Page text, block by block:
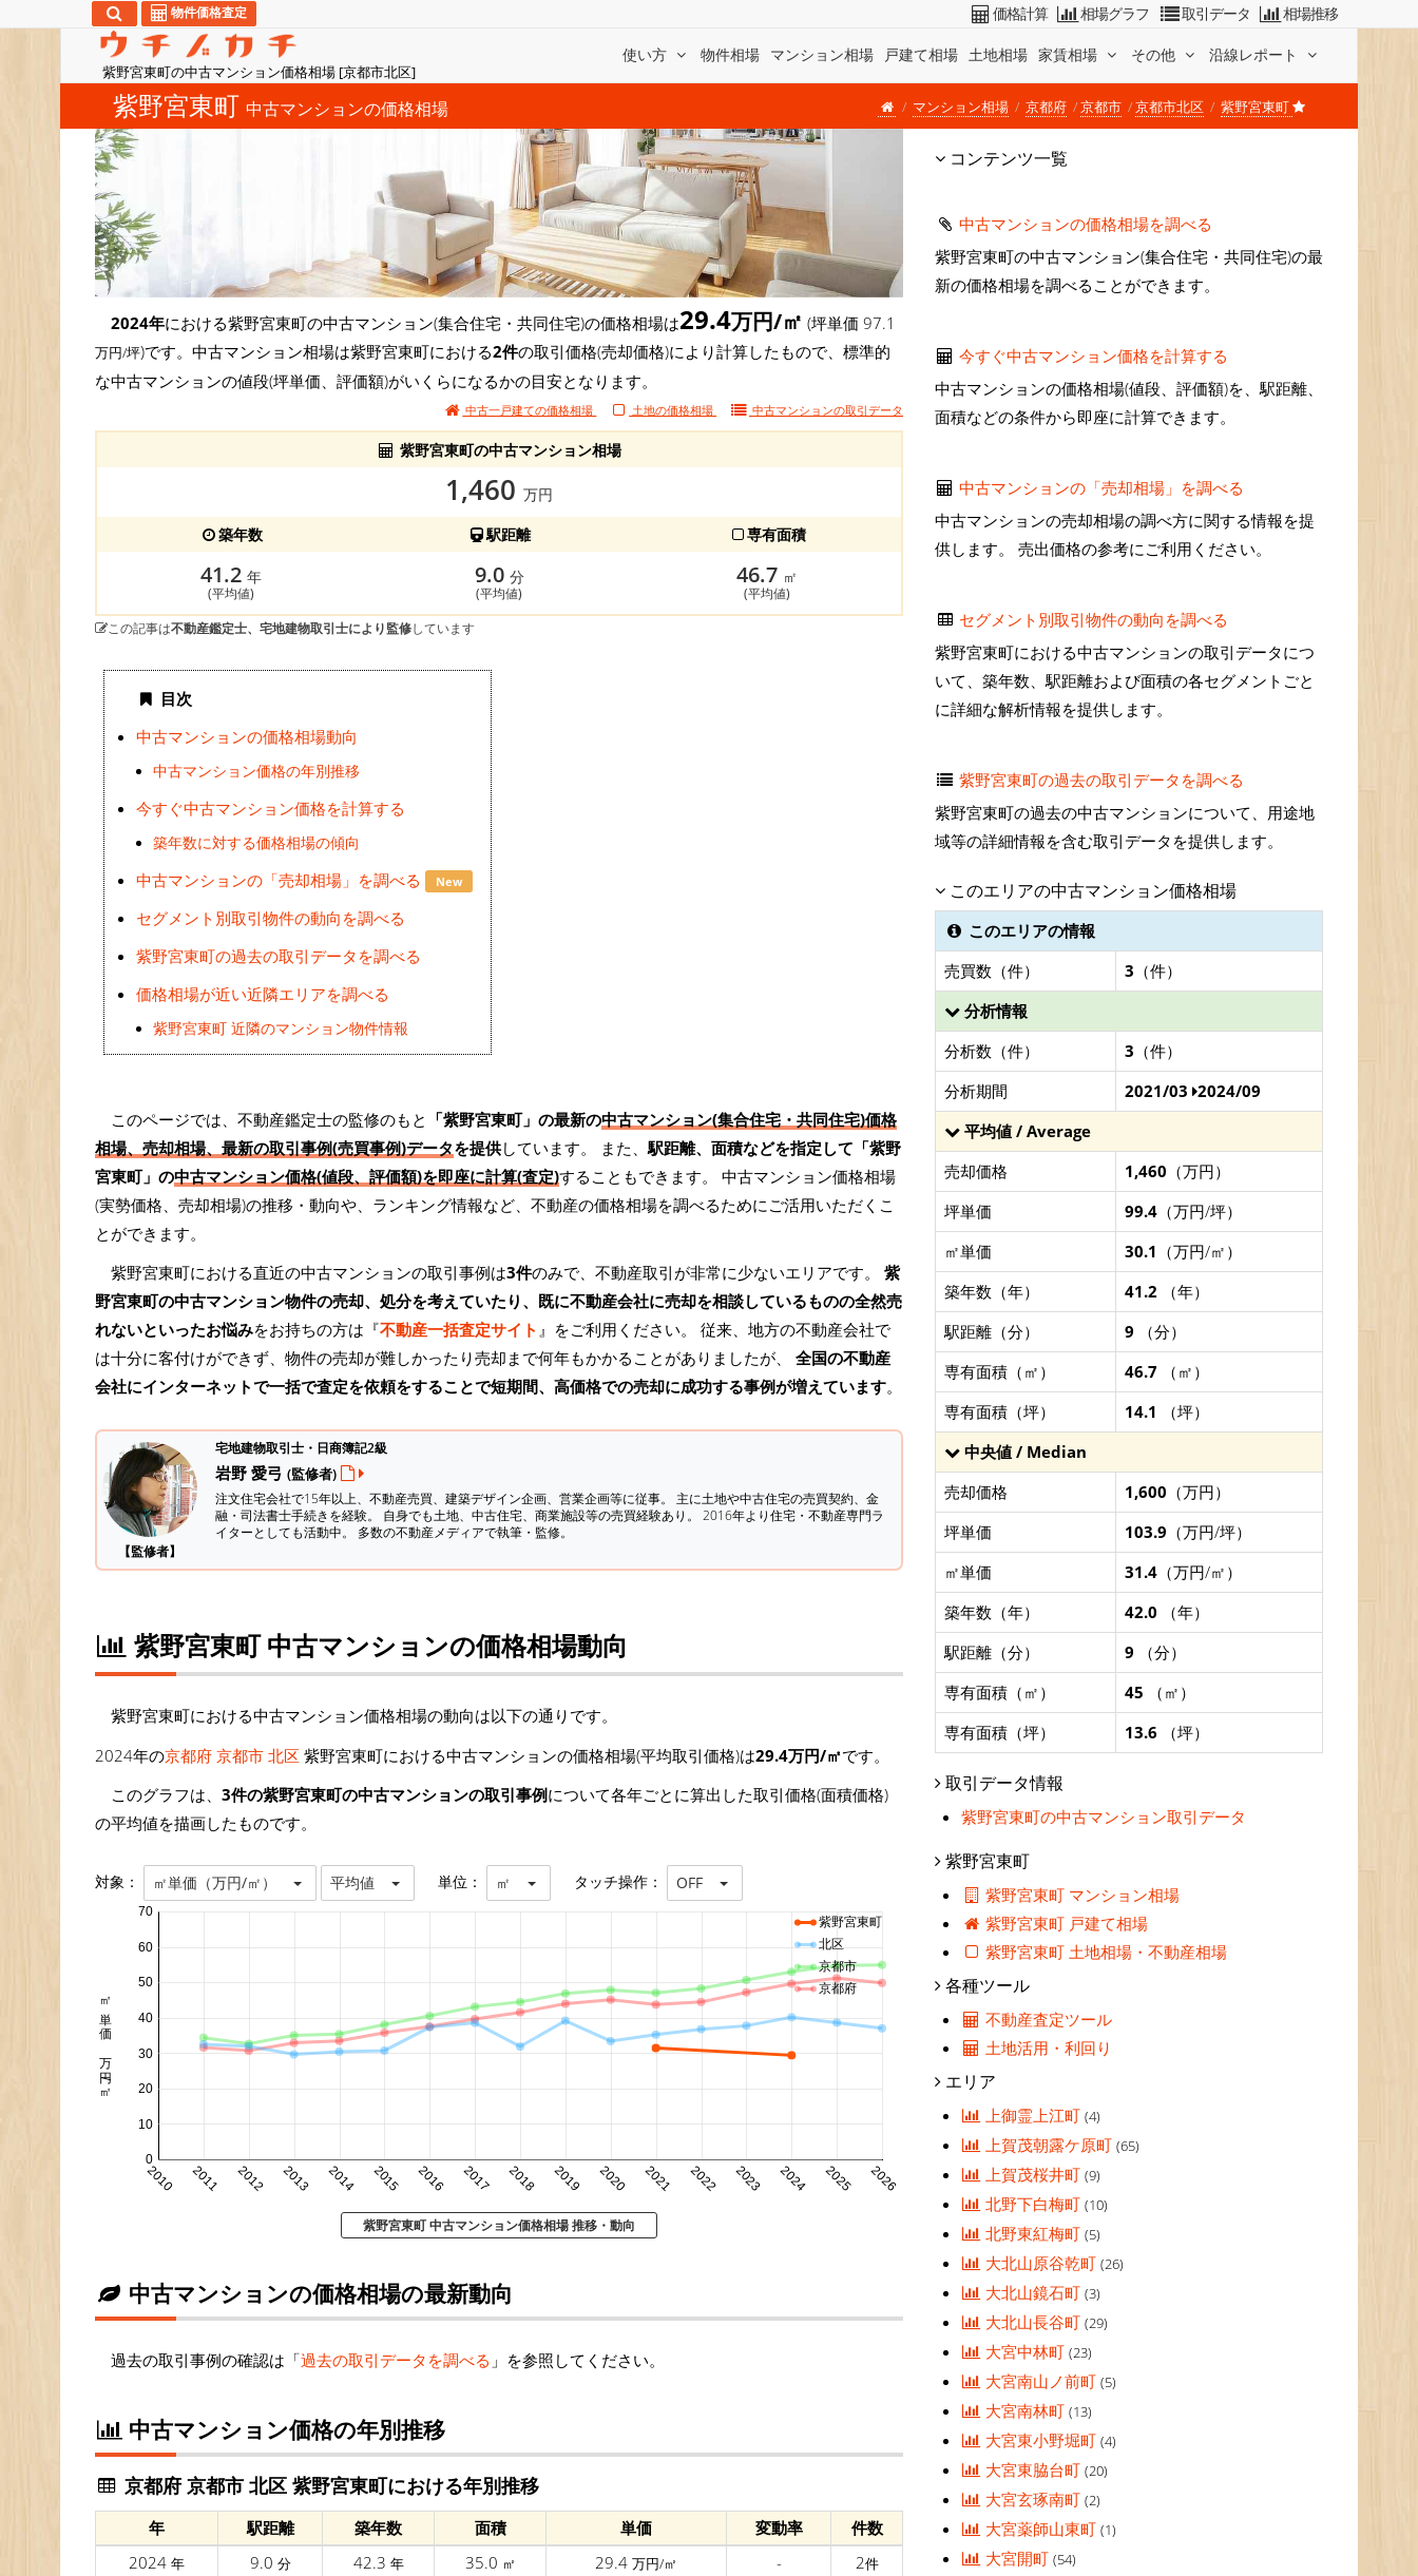
紫野宮東町の中古マンション価格相場 [京都市北区]
使い方 物件相場 マンション相場 戸建て相場 土地相場 家賃相場 その他 沿線レポート
物件価格査定 価格計算 相場グラフ 取引データ 相場推移
紫野宮東町 中古マンションの価格相場 マンション相場 京都府 京都市 京都市北区 紫野宮東町
2024年における紫野宮東町の中古マンション(集合住宅・共同住宅)の価格相場は29.4万円/㎡ (坪単価 97.1
万円/坪)です。中古マンション相場は紫野宮東町における2件の取引価格(売却価格)により計算したもので、標準的
な中古マンションの値段(坪単価、評価額)がいくらになるかの目安となります。
中古一戸建ての価格相場 土地の価格相場 中古マンションの取引データ
紫野宮東町の中古マンション相場
1,460 万円
築年数
駅距離 専有面積
41.2 年
(平均値)
9.0 分
(平均値)
46.7 ㎡
(平均値)
この記事は不動産鑑定士、宅地建物取引士により監修しています
目次
中古マンションの価格相場動向
中古マンション価格の年別推移
今すぐ中古マンション価格を計算する
築年数に対する価格相場の傾向
中古マンションの「売却相場」を調べる New
セグメント別取引物件の動向を調べる
紫野宮東町の過去の取引データを調べる
価格相場が近い近隣エリアを調べる
紫野宮東町 近隣のマンション物件情報
このページでは、不動産鑑定士の監修のもと 「紫野宮東町」の最新の中古マンション(集合住宅・共同住宅)価格
相場、売却相場、最新の取引事例(売買事例)データを提供しています。 また、 駅距離、面積などを指定して「紫野
宮東町」の中古マンション価格(値段、評価額)を即座に計算(査定)することもできます。 中古マンション価格相場
(実勢価格、売却相場)の推移・動向や、ランキング情報など、不動産の価格相場を調べるためにご活用いただくこ
とができます。
紫野宮東町における直近の中古マンションの取引事例は3件のみで、不動産取引が非常に少ないエリアです。 紫
野宮東町の中古マンション物件の売却、処分を考えていたり、既に不動産会社に売却を相談しているものの全然売
れないといったお悩みをお持ちの方は『不動産一括査定サイト 』をご利用ください。 従来、地方の不動産会社で
は十分に客付けができず、物件の売却が難しかったり売却まで何年もかかることがありましたが、 全国の不動産
会社にインターネットで一括で査定を依頼をすることで短期間、高価格での売却に成功する事例が増えています。
【監修者】
宅地建物取引士・日商簿記2級
岩野 愛弓 (監修者)
注文住宅会社で15年以上、不動産売買、建築デザイン企画、営業企画等に従事。 主に土地や中古住宅の売買契約、金
融・司法書士手続きを経験。 自身でも土地、中古住宅、商業施設等の売買経験あり。 2016年より住宅・不動産専門ラ
イターとしても活動中。 多数の不動産メディアで執筆・監修。
紫野宮東町 中古マンションの価格相場動向
紫野宮東町における中古マンション価格相場の動向は以下の通りです。
2024年の京都府 京都市 北区 紫野宮東町における中古マンションの価格相場(平均取引価格)は29.4万円/㎡です。
このグラフは、 3件の紫野宮東町の中古マンションの取引事例について各年ごとに算出した取引価格(面積価格)
の平均値を描画したものです。
対象： ㎡単価（万円/㎡） 平均値 単位： ㎡ タッチ操作： OFF
2010 2011 2012 2013 2014 2015 2016 2017 2018 2019 2020 2021 2022 2023 2024 2025 2026
0
10
20
30
40
50
60
70
㎡単価 万円/㎡
紫野宮東町
北区
京都市
京都府
紫野宮東町 中古マンション価格相場 推移・動向
中古マンションの価格相場の最新動向
過去の取引事例の確認は「過去の取引データを調べる 」を参照してください。
中古マンション価格の年別推移
京都府 京都市 北区 紫野宮東町における年別推移
年 駅距離 築年数 面積 単価 変動率
件数
2024 年 9.0 分 42.3 年 35.0 ㎡ 29.4 万円/㎡ - 2件
コンテンツ一覧
中古マンションの価格相場を調べる
紫野宮東町の中古マンション(集合住宅・共同住宅)の最
新の価格相場を調べることができます。
今すぐ中古マンション価格を計算する
中古マンションの価格相場(値段、評価額)を、駅距離、
面積などの条件から即座に計算できます。
中古マンションの「売却相場」を調べる
中古マンションの売却相場の調べ方に関する情報を提
供します。 売出価格の参考にご利用ください。
セグメント別取引物件の動向を調べる
紫野宮東町における中古マンションの取引データにつ
いて、築年数、駅距離および面積の各セグメントごと
に詳細な解析情報を提供します。
紫野宮東町の過去の取引データを調べる
紫野宮東町の過去の中古マンションについて、用途地
域等の詳細情報を含む取引データを提供します。
このエリアの中古マンション価格相場
このエリアの情報
売買数（件）
3 （件）
分析情報
分析数（件）
3 （件）
分析期間
2021/03 2024/09
平均値 / Average
売却価格
1,460 （万円）
坪単価
99.4 （万円/坪）
㎡単価
30.1 （万円/㎡）
築年数（年）
41.2 （年）
駅距離（分）
9 （分）
専有面積（㎡）
46.7 （㎡）
専有面積（坪）
14.1 （坪）
中央値 / Median
売却価格
1,600 （万円）
坪単価
103.9 （万円/坪）
㎡単価
31.4 （万円/㎡）
築年数（年）
42.0 （年）
駅距離（分）
9 （分）
専有面積（㎡）
45 （㎡）
専有面積（坪）
13.6 （坪）
取引データ情報
紫野宮東町の中古マンション取引データ
紫野宮東町
紫野宮東町 マンション相場
紫野宮東町 戸建て相場
紫野宮東町 土地相場・不動産相場
各種ツール
不動産査定ツール
土地活用・利回り
エリア
上御霊上江町(4)
上賀茂朝露ケ原町(65)
上賀茂桜井町(9)
北野下白梅町(10)
北野東紅梅町(5)
大北山原谷乾町(26)
大北山鏡石町(3)
大北山長谷町(29)
大宮中林町(23)
大宮南山ノ前町(5)
大宮南林町(13)
大宮東小野堀町(4)
大宮東脇台町(20)
大宮玄琢南町(2)
大宮薬師山東町(1)
大宮開町(54)